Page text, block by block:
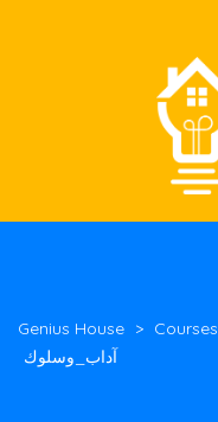
Genius House > Courses
آداب_وسلوك